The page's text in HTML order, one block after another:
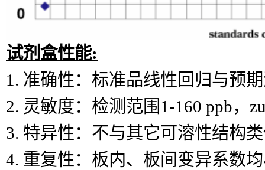
试剂盒性能:
1. 准确性：标准品线性回归与预
2. 灵敏度：检测范围 1-160 ppb，
3. 特异性：不与其它可溶性结构
4. 重复性：板内、板间变异系数